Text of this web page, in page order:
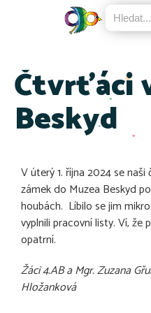
Čtvrťáci
Beskyd
V úterý 1. října 2024 se
zámek do Muzea Beskyd
houbách. Líbilo se jim
vyplnili pracovní listy. Ví, že
opatrní.
Žáci 4.AB a Mgr. Zuzana
Hložanková